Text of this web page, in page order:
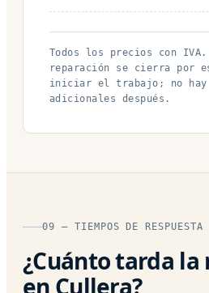
Todos los precios con
reparación se cierra por
iniciar el trabajo; no hay
adicionales después.
09 — TIEMPOS DE RESPUESTA
¿Cuánto tarda
en Cullera?